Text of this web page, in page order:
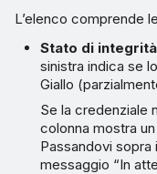
L’elenco comprende
Stato di integrità
sinistra indica se
Giallo
Se la credenziale
colonna mostra
Passandovi
messaggio “In